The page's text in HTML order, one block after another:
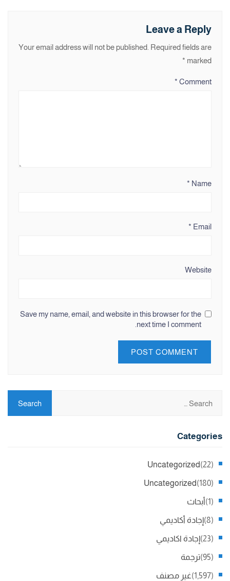
Leave a Reply
Your email address will not be published. Required fields are
marked
*
Comment
*
Name
*
Email
*
Website
Save my name, email, and website in this browser for the
next time I comment.
Categories
Uncategorized (22)
Uncategorized (180)
أبحاث (1)
إجادة أكاديمي (8)
إجادة اكاديمي (23)
ترجمة (95)
غير مصنف (1,597)